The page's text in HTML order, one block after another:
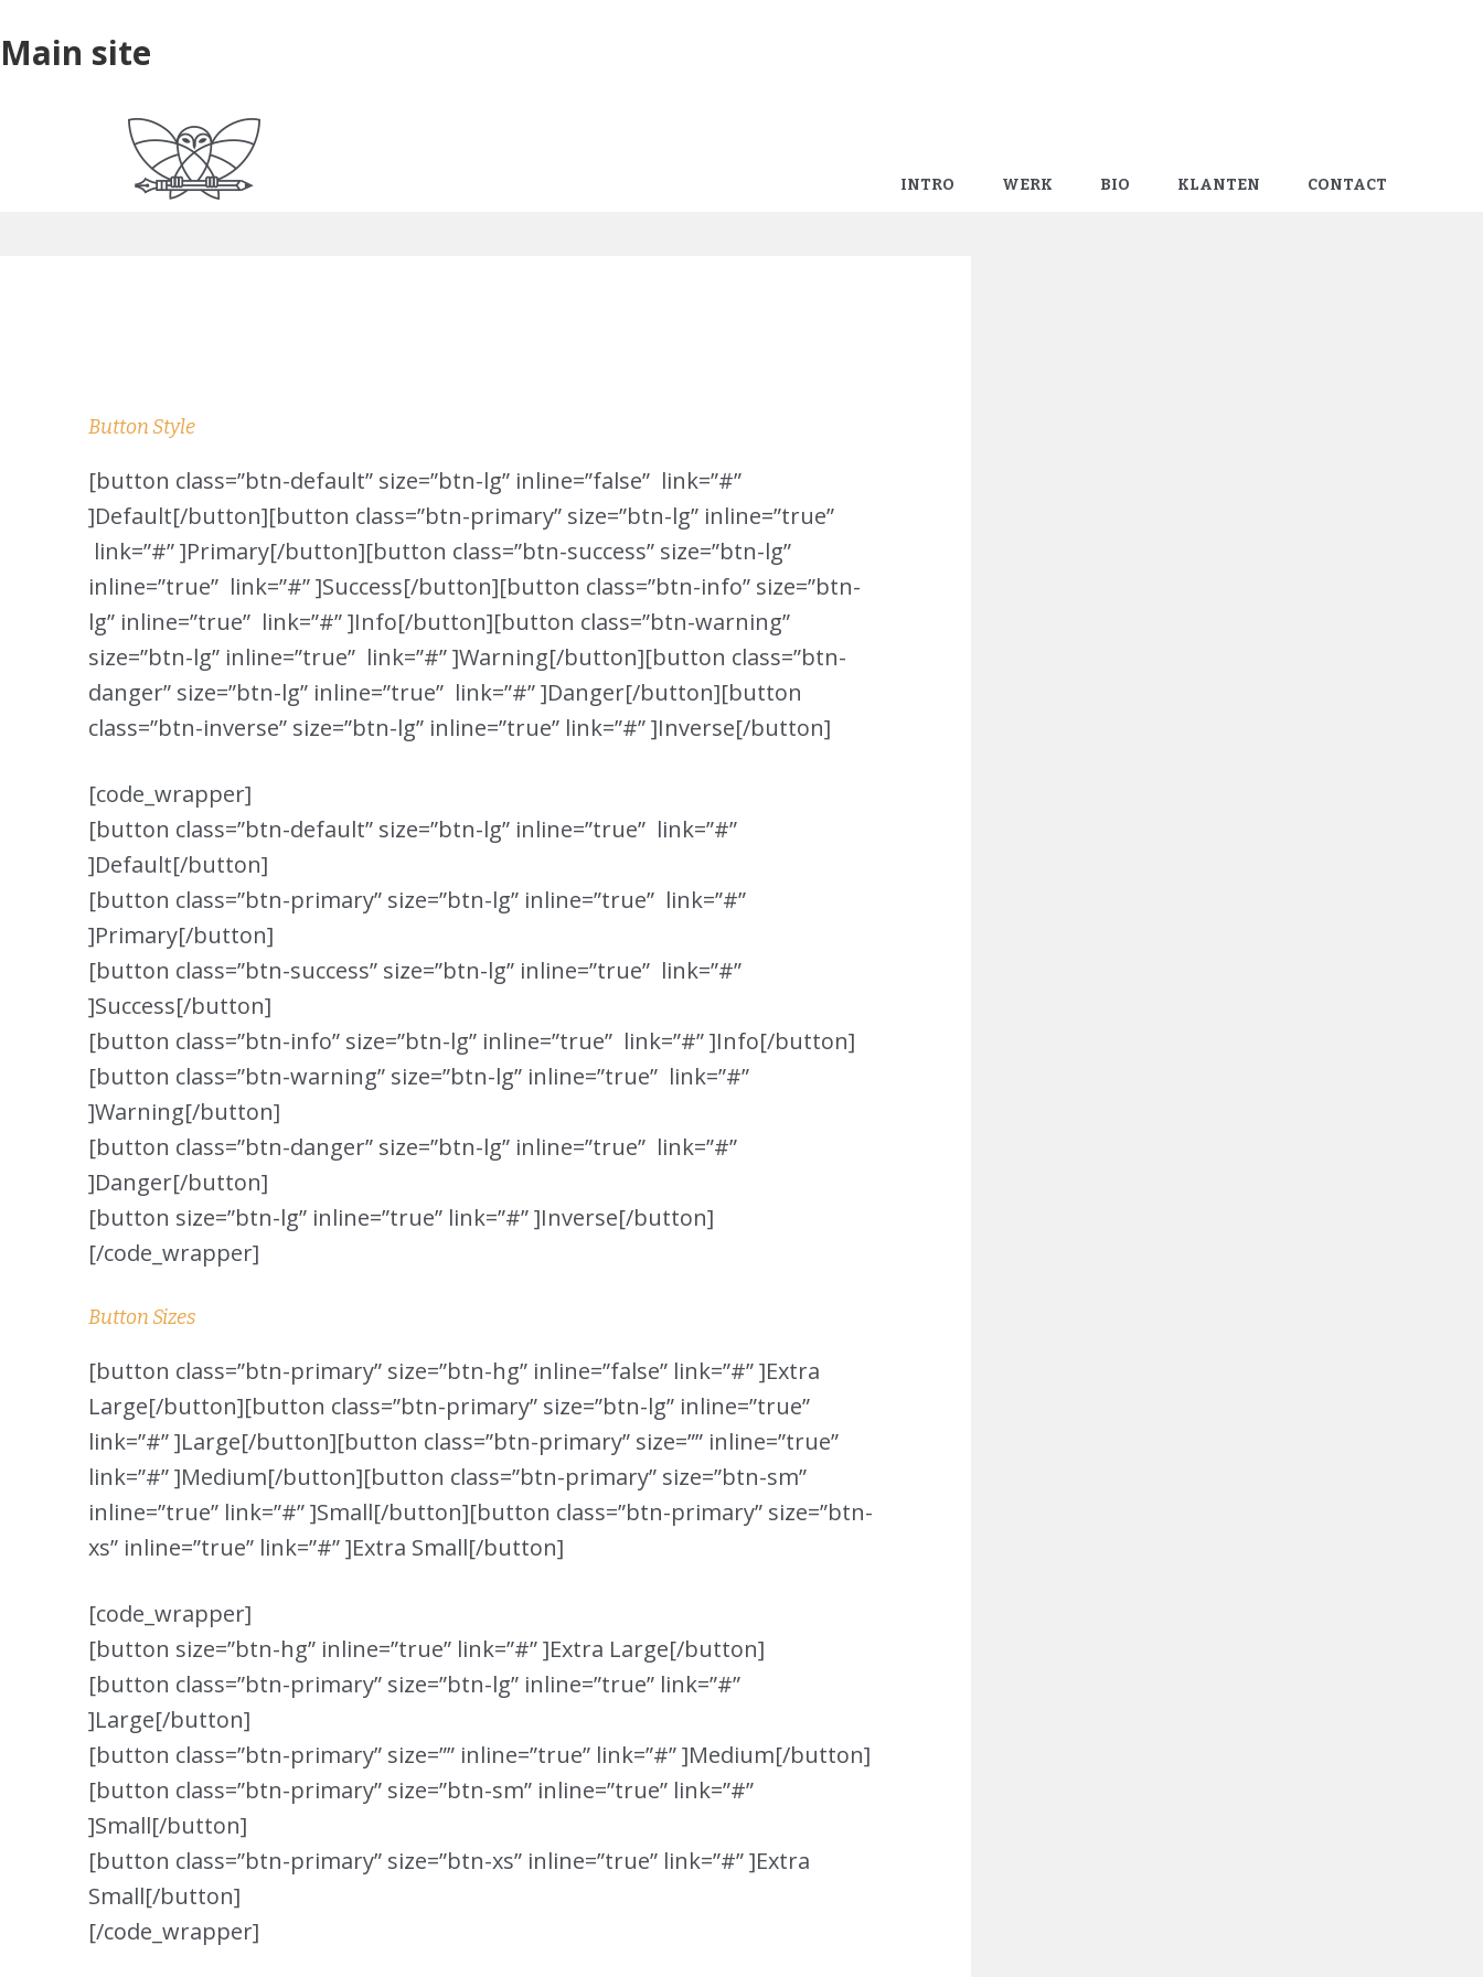
to
to
to
Main site
INTRO WERK BIO KLANTEN CONTACT
Button Style
[button class=”btn-default” size=”btn-lg” inline=”false” link=”#”
]Default[/button][button class=”btn-primary” size=”btn-lg” inline=”true”
link=”#” ]Primary[/button][button class=”btn-success” size=”btn-lg”
inline=”true” link=”#” ]Success[/button][button class=”btn-info” size=”btn-
lg” inline=”true” link=”#” ]Info[/button][button class=”btn-warning”
size=”btn-lg” inline=”true” link=”#” ]Warning[/button][button class=”btn-
danger” size=”btn-lg” inline=”true” link=”#” ]Danger[/button][button
class=”btn-inverse” size=”btn-lg” inline=”true” link=”#” ]Inverse[/button]
[code_wrapper]
[button class=”btn-default” size=”btn-lg” inline=”true” link=”#”
]Default[/button]
[button class=”btn-primary” size=”btn-lg” inline=”true” link=”#”
]Primary[/button]
[button class=”btn-success” size=”btn-lg” inline=”true” link=”#”
]Success[/button]
[button class=”btn-info” size=”btn-lg” inline=”true” link=”#” ]Info[/button]
[button class=”btn-warning” size=”btn-lg” inline=”true” link=”#”
]Warning[/button]
[button class=”btn-danger” size=”btn-lg” inline=”true” link=”#”
]Danger[/button]
[button size=”btn-lg” inline=”true” link=”#” ]Inverse[/button]
[/code_wrapper]
Button Sizes
[button class=”btn-primary” size=”btn-hg” inline=”false” link=”#” ]Extra
Large[/button][button class=”btn-primary” size=”btn-lg” inline=”true”
link=”#” ]Large[/button][button class=”btn-primary” size=”” inline=”true”
link=”#” ]Medium[/button][button class=”btn-primary” size=”btn-sm”
inline=”true” link=”#” ]Small[/button][button class=”btn-primary” size=”btn-
xs” inline=”true” link=”#” ]Extra Small[/button]
[code_wrapper]
[button size=”btn-hg” inline=”true” link=”#” ]Extra Large[/button]
[button class=”btn-primary” size=”btn-lg” inline=”true” link=”#”
]Large[/button]
[button class=”btn-primary” size=”” inline=”true” link=”#” ]Medium[/button]
[button class=”btn-primary” size=”btn-sm” inline=”true” link=”#”
]Small[/button]
[button class=”btn-primary” size=”btn-xs” inline=”true” link=”#” ]Extra
Small[/button]
[/code_wrapper]